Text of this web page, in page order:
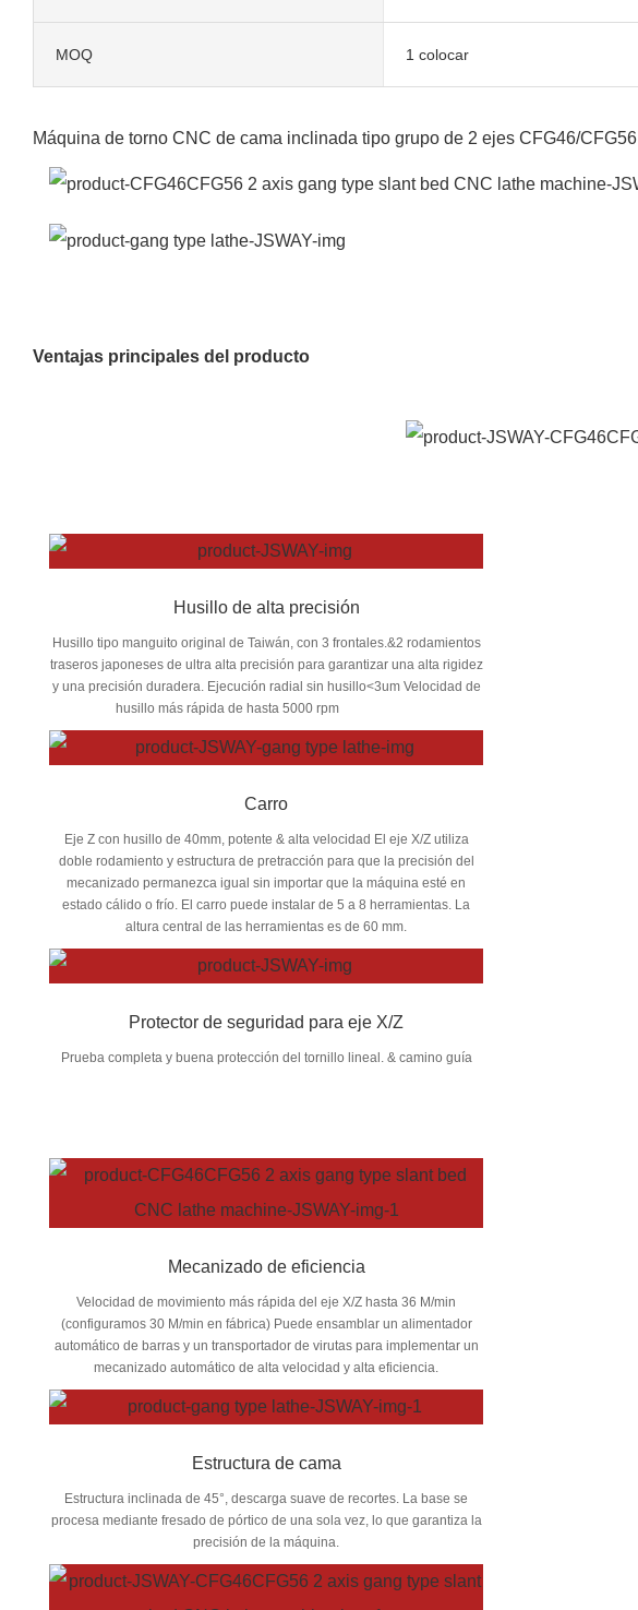
MOQ 1 colocar
Máquina de torno CNC de cama inclinada tipo grupo de 2 ejes CFG46/CFG56
Ventajas principales del producto
Husillo de alta precisión
Husillo tipo manguito original de Taiwán, con 3 frontales.&2 rodamientos
traseros japoneses de ultra alta precisión para garantizar una alta rigidez
y una precisión duradera. Ejecución radial sin husillo<3um Velocidad de
husillo más rápida de hasta 5000 rpm
Carro
Eje Z con husillo de 40mm, potente & alta velocidad El eje X/Z utiliza
doble rodamiento y estructura de pretracción para que la precisión del
mecanizado permanezca igual sin importar que la máquina esté en
estado cálido o frío. El carro puede instalar de 5 a 8 herramientas. La
altura central de las herramientas es de 60 mm.
Protector de seguridad para eje X/Z
Prueba completa y buena protección del tornillo lineal. & camino guía
Mecanizado de eficiencia
Velocidad de movimiento más rápida del eje X/Z hasta 36 M/min
(configuramos 30 M/min en fábrica) Puede ensamblar un alimentador
automático de barras y un transportador de virutas para implementar un
mecanizado automático de alta velocidad y alta eficiencia.
Estructura de cama
Estructura inclinada de 45°, descarga suave de recortes. La base se
procesa mediante fresado de pórtico de una sola vez, lo que garantiza la
precisión de la máquina.